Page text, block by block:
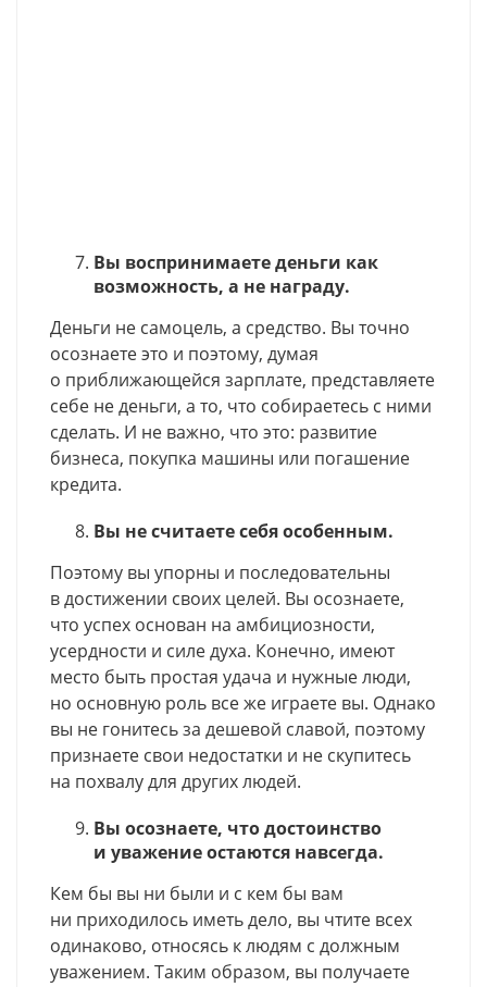
Вы воспринимаете деньги как
возможность, а не награду.
Деньги не самоцель, а средство. Вы точно
осознаете это и поэтому, думая
о приближающейся зарплате, представляете
себе не деньги, а то, что собираетесь с ними
сделать. И не важно, что это: развитие
бизнеса, покупка машины или погашение
кредита.
Вы не считаете себя особенным.
Поэтому вы упорны и последовательны
в достижении своих целей. Вы осознаете,
что успех основан на амбициозности,
усердности и силе духа. Конечно, имеют
место быть простая удача и нужные люди,
но основную роль все же играете вы. Однако
вы не гонитесь за дешевой славой, поэтому
признаете свои недостатки и не скупитесь
на похвалу для других людей.
Вы осознаете, что достоинство
и уважение остаются навсегда.
Кем бы вы ни были и с кем бы вам
ни приходилось иметь дело, вы чтите всех
одинаково, относясь к людям с должным
уважением. Таким образом, вы получаете